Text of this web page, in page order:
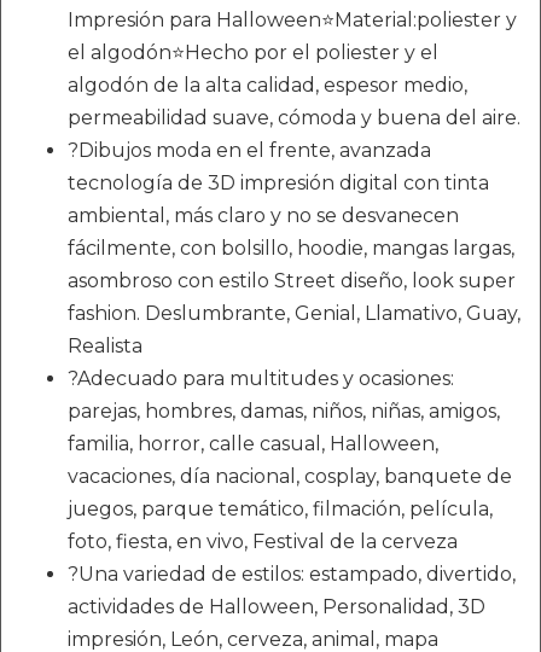
Impresión para Halloween⭐Material:poliester y
el algodón⭐Hecho por el poliester y el
algodón de la alta calidad, espesor medio,
permeabilidad suave, cómoda y buena del aire.
?Dibujos moda en el frente, avanzada
tecnología de 3D impresión digital con tinta
ambiental, más claro y no se desvanecen
fácilmente, con bolsillo, hoodie, mangas largas,
asombroso con estilo Street diseño, look super
fashion. Deslumbrante, Genial, Llamativo, Guay,
Realista
?Adecuado para multitudes y ocasiones:
parejas, hombres, damas, niños, niñas, amigos,
familia, horror, calle casual, Halloween,
vacaciones, día nacional, cosplay, banquete de
juegos, parque temático, filmación, película,
foto, fiesta, en vivo, Festival de la cerveza
?Una variedad de estilos: estampado, divertido,
actividades de Halloween, Personalidad, 3D
impresión, León, cerveza, animal, mapa